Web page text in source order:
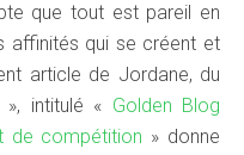
que tout est pareil en
affinités qui se créent et
article de Jordane, du
intitulé « Golden Blog
de compétition » donne